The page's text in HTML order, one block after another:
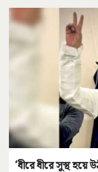
‘ধীরে ধীরে সুস্থ